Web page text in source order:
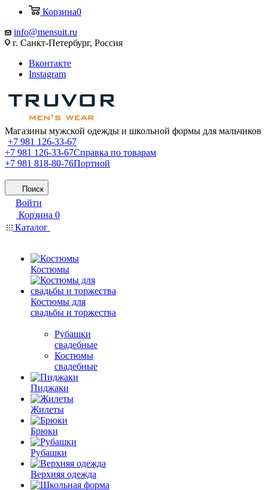
Корзина0
info@mensuit.ru
г. Санкт-Петербург, Россия
Вконтакте
Instagram
Магазины мужской одежды и школьной формы для мальчиков
+7 981 126-33-67
+7 981 126-33-67Справка по товарам
+7 981 818-80-76Портной
Поиск
Войти
Корзина 0
Каталог
Костюмы
Костюмы для
свадьбы и торжества
Рубашки
свадебные
Костюмы
свадебные
Пиджаки
Жилеты
Брюки
Рубашки
Верхняя одежда